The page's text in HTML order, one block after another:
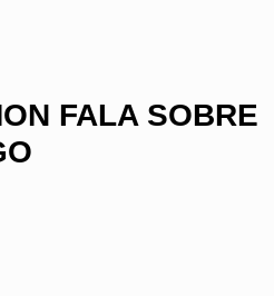
FALA SOBRE